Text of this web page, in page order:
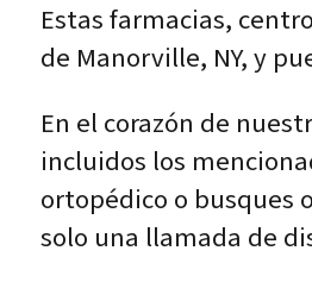
Estas farmacias,
de Manorville, NY, y
En el corazón de
incluidos los
ortopédico o busques
solo una llamada de